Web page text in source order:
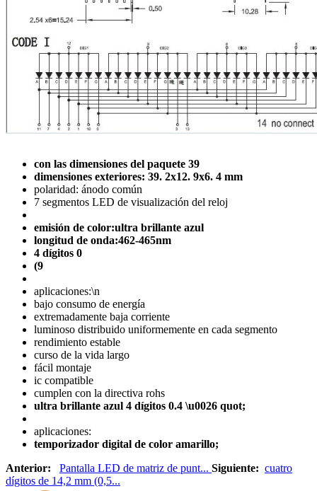
con las dimensiones del paquete 39
dimensiones exteriores: 39. 2x12. 9x6. 4 mm
polaridad: ánodo común
7 segmentos LED de visualización del reloj
emisión de color:ultra brillante azul
longitud de onda:462-465nm
4 dígitos 0
(9
aplicaciones:\n
bajo consumo de energía
extremadamente baja corriente
luminoso distribuido uniformemente en cada segmento
rendimiento estable
curso de la vida largo
fácil montaje
ic compatible
cumplen con la directiva rohs
ultra brillante azul 4 dígitos 0.4 \u0026 quot;
aplicaciones:
temporizador digital de color amarillo;
Anterior:
Pantalla LED de matriz de punt... Siguiente: cuatro
dígitos de 14,2 mm (0,5...